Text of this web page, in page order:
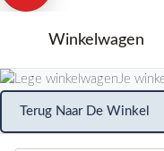
Winkelwagen
Je
Terug Naar De Winkel